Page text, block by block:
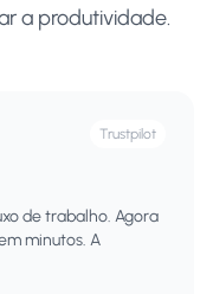
a produtividade.
Trustpilot
de trabalho. Agora
minutos. A